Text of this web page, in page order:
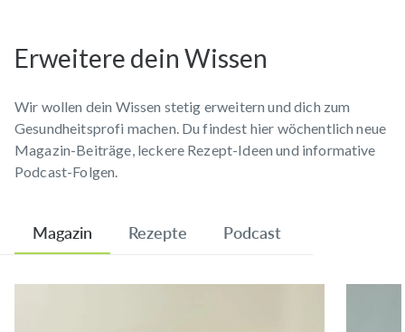
Erweitere dein Wissen
Wir wollen dein Wissen stetig erweitern und dich zum
Gesundheitsprofi machen. Du findest hier wöchentlich neue
Magazin-Beiträge, leckere Rezept-Ideen und informative
Podcast-Folgen.
Magazin Rezepte Podcast